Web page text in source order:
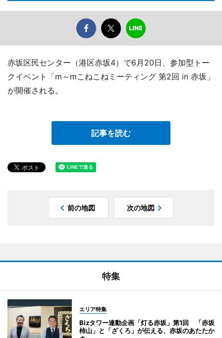
赤坂区民センター（港区赤坂4）で6月20日、参加型トー
クイベント「m～mこねこねミーティング 第2回 in 赤坂」
が開催される。
記事を読む
前の地図 次の地図
特集
エリア特集
Bizタワー連動企画「灯る赤坂」第1回 「赤坂
柿山」と「ざくろ」が伝える、赤坂のあたたか